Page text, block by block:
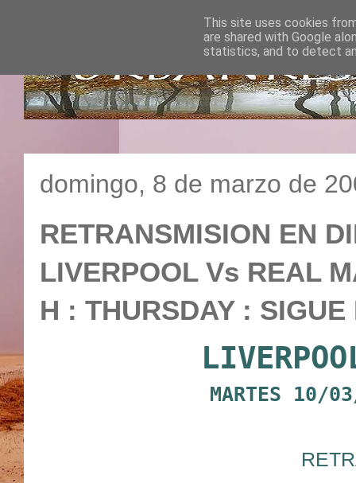
domingo, 8 de marzo de
RETRANSMISION EN
LIVERPOOL Vs REAL
H : THURSDAY :
MARTES
This site uses cookies
are shared with Google
statistics, and to detect